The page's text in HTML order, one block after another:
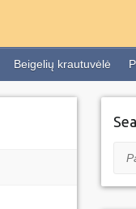
Beigelių krautuvėlė